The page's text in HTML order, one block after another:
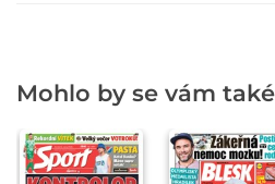
Mohlo by se vám